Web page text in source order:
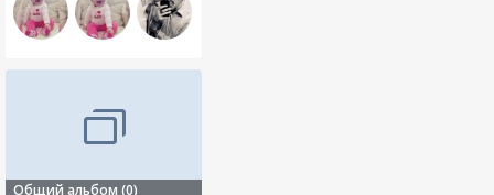
Общий альбом (0)